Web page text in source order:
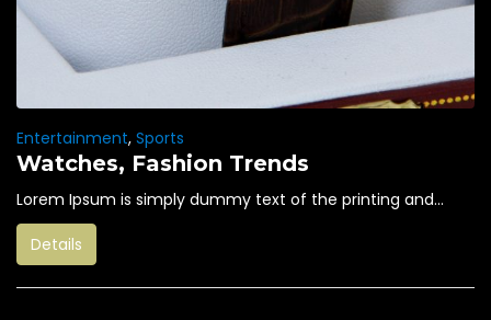
Entertainment, Sports
Watches, Fashion Trends
Lorem Ipsum is simply dummy text of the printing and...
Details